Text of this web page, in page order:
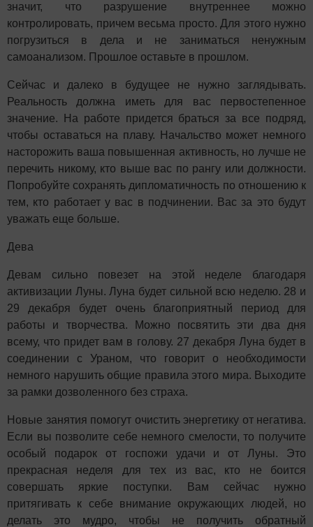
значит, что разрушение внутреннее можно
контролировать, причем весьма просто. Для этого нужно
погрузиться в дела и не заниматься ненужным
самоанализом. Прошлое оставьте в прошлом.
Сейчас и далеко в будущее не нужно заглядывать.
Реальность должна иметь для вас первостепенное
значение. На работе придется браться за все подряд,
чтобы оставаться на плаву. Начальство может немного
насторожить ваша повышенная активность, но лучше не
перечить никому, кто выше вас по рангу или должности.
Попробуйте сохранять дипломатичность по отношению к
тем, кто работает у вас в подчинении. Вас за это будут
уважать еще больше.
Дева
Девам сильно повезет на этой неделе благодаря
активизации Луны. Луна будет сильной всю неделю. 28 и
29 декабря будет очень благоприятный период для
работы и творчества. Можно посвятить эти два дня
всему, что придет вам в голову. 27 декабря Луна будет в
соединении с Ураном, что говорит о необходимости
немного нарушить общие правила этого мира. Выходите
за рамки дозволенного без страха.
Новые занятия помогут очистить энергетику от негатива.
Если вы позволите себе немного смелости, то получите
особый подарок от госпожи удачи и от Луны. Это
прекрасная неделя для тех из вас, кто не боится
совершать яркие поступки. Вам сейчас нужно
притягивать к себе внимание окружающих людей, но
делать это мудро, чтобы не получить обратный